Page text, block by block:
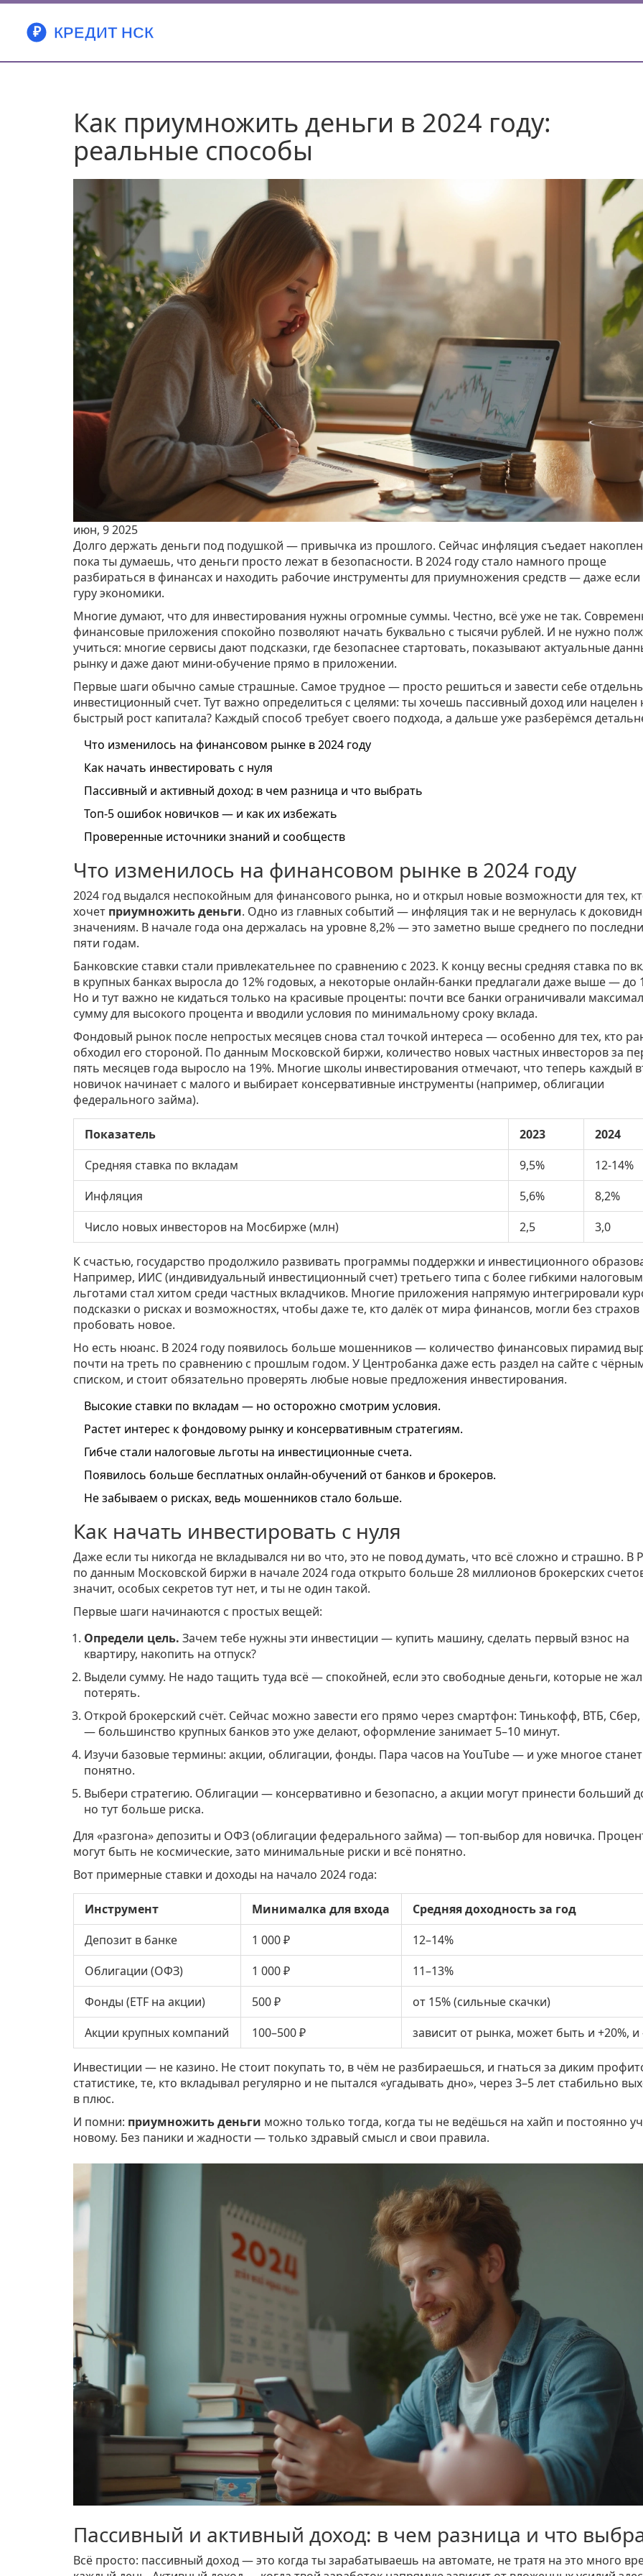
Как приумножить деньги в 2024 году:
реальные способы
июн, 9 2025
Долго держать деньги под подушкой — привычка из прошлого. Сейчас инфляция съедает
пока ты думаешь, что деньги просто лежат в безопасности. В 2024 году стало намного проще
разбираться в финансах и находить рабочие инструменты для приумножения средств — даже
гуру экономики.
Многие думают, что для инвестирования нужны огромные суммы. Честно, всё уже не так.
финансовые приложения спокойно позволяют начать буквально с тысячи рублей. И не нужно
учиться: многие сервисы дают подсказки, где безопаснее стартовать, показывают актуальные
рынку и даже дают мини-обучение прямо в приложении.
Первые шаги обычно самые страшные. Самое трудное — просто решиться и завести себе
инвестиционный счет. Тут важно определиться с целями: ты хочешь пассивный доход или нацелен
быстрый рост капитала? Каждый способ требует своего подхода, а дальше уже разберёмся
Что изменилось на финансовом рынке в 2024 году
Как начать инвестировать с нуля
Пассивный и активный доход: в чем разница и что выбрать
Топ-5 ошибок новичков — и как их избежать
Проверенные источники знаний и сообществ
Что изменилось на финансовом рынке в 2024 году
2024 год выдался неспокойным для финансового рынка, но и открыл новые возможности для тех,
хочет приумножить деньги. Одно из главных событий — инфляция так и не вернулась к
значениям. В начале года она держалась на уровне 8,2% — это заметно выше среднего по
пяти годам.
Банковские ставки стали привлекательнее по сравнению с 2023. К концу весны средняя ставка по
в крупных банках выросла до 12% годовых, а некоторые онлайн-банки предлагали даже выше — до
Но и тут важно не кидаться только на красивые проценты: почти все банки ограничивали
сумму для высокого процента и вводили условия по минимальному сроку вклада.
Фондовый рынок после непростых месяцев снова стал точкой интереса — особенно для тех, кто
обходил его стороной. По данным Московской биржи, количество новых частных инвесторов за
пять месяцев года выросло на 19%. Многие школы инвестирования отмечают, что теперь каждый
новичок начинает с малого и выбирает консервативные инструменты (например, облигации
федерального займа).
Показатель 2023
2024
Средняя ставка по вкладам
9,5%
12-14%
Инфляция
5,6%
8,2%
Число новых инвесторов на Мосбирже (млн)
2,5 3,0
К счастью, государство продолжило развивать программы поддержки и инвестиционного
Например, ИИС (индивидуальный инвестиционный счет) третьего типа с более гибкими
льготами стал хитом среди частных вкладчиков. Многие приложения напрямую интегрировали
подсказки о рисках и возможностях, чтобы даже те, кто далёк от мира финансов, могли без страхов
пробовать новое.
Но есть нюанс. В 2024 году появилось больше мошенников — количество финансовых пирамид
почти на треть по сравнению с прошлым годом. У Центробанка даже есть раздел на сайте с
списком, и стоит обязательно проверять любые новые предложения инвестирования.
Высокие ставки по вкладам — но осторожно смотрим условия.
Растет интерес к фондовому рынку и консервативным стратегиям.
Гибче стали налоговые льготы на инвестиционные счета.
Появилось больше бесплатных онлайн-обучений от банков и брокеров.
Не забываем о рисках, ведь мошенников стало больше.
Как начать инвестировать с нуля
Даже если ты никогда не вкладывался ни во что, это не повод думать, что всё сложно и страшно. В
по данным Московской биржи в начале 2024 года открыто больше 28 миллионов брокерских
значит, особых секретов тут нет, и ты не один такой.
Первые шаги начинаются с простых вещей:
Определи цель. Зачем тебе нужны эти инвестиции — купить машину, сделать первый взнос на
квартиру, накопить на отпуск?
Выдели сумму. Не надо тащить туда всё — спокойней, если это свободные деньги, которые не
потерять.
Открой брокерский счёт. Сейчас можно завести его прямо через смартфон: Тинькофф, ВТБ,
— большинство крупных банков это уже делают, оформление занимает 5–10 минут.
Изучи базовые термины: акции, облигации, фонды. Пара часов на YouTube — и уже многое станет
понятно.
Выбери стратегию. Облигации — консервативно и безопасно, а акции могут принести больший
но тут больше риска.
Для «разгона» депозиты и ОФЗ (облигации федерального займа) — топ-выбор для новичка.
могут быть не космические, зато минимальные риски и всё понятно.
Вот примерные ставки и доходы на начало 2024 года:
Инструмент Минималка для входа
Средняя доходность за год
Депозит в банке
1 000 ₽
12–14%
Облигации (ОФЗ)
1 000 ₽
11–13%
Фонды (ETF на акции)
500 ₽
от 15% (сильные скачки)
Акции крупных компаний
100–500 ₽ зависит от рынка, может быть и +20%, и
Инвестиции — не казино. Не стоит покупать то, в чём не разбираешься, и гнаться за диким
статистике, те, кто вкладывал регулярно и не пытался «угадывать дно», через 3–5 лет стабильно
в плюс.
И помни: приумножить деньги можно только тогда, когда ты не ведёшься на хайп и постоянно
новому. Без паники и жадности — только здравый смысл и свои правила.
Пассивный и активный доход: в чем разница и что
Всё просто: пассивный доход — это когда ты зарабатываешь на автомате, не тратя на это много